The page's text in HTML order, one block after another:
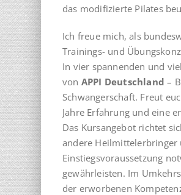
das modifizierte Pilates
Ich freue mich, als
Trainings- und
In vier spannenden und
von APPI Deutschland –
Schwangerschaft. Freut
Jahre Erfahrung und eine
Das Kursangebot richtet
andere Heilmittelerbringer
Einstiegsvoraussetzung
gewährleisten. Im
der erworbenen